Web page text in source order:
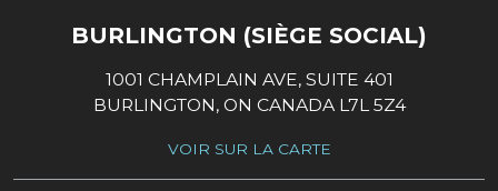
BURLINGTON (SIÈGE SOCIAL)
1001 CHAMPLAIN AVE, SUITE 401
BURLINGTON, ON CANADA L7L 5Z4
VOIR SUR LA CARTE